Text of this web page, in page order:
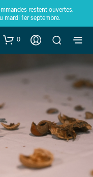
restent ouvertes.
mardi 1er septembre.
0